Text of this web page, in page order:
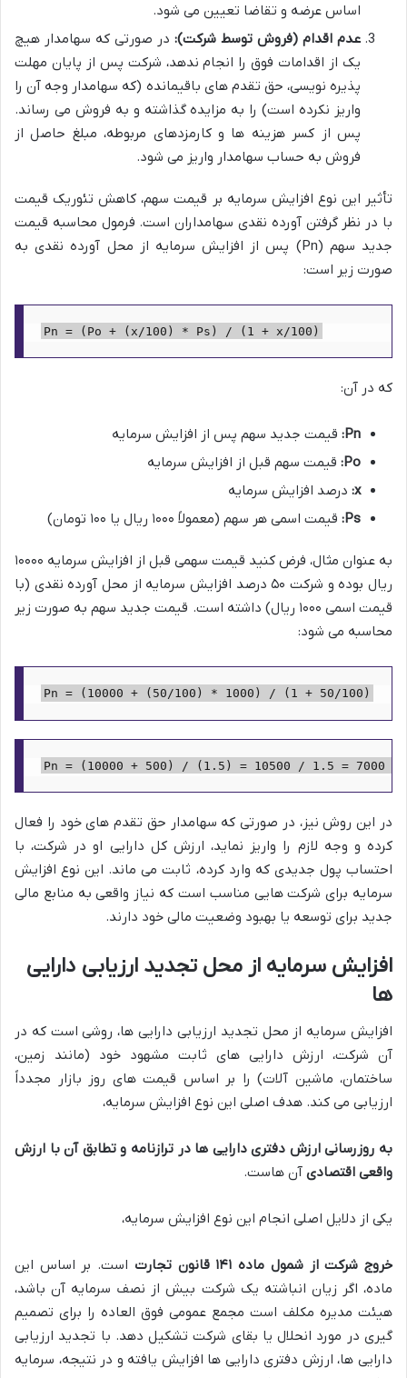
اساس عرضه و تقاضا تعیین می شود.
عدم اقدام (فروش توسط شرکت): در صورتی که سهامدار هیچ
یک از اقدامات فوق را انجام ندهد، شرکت پس از پایان مهلت
پذیره نویسی، حق تقدم های باقیمانده (که سهامدار وجه آن را
واریز نکرده است) را به مزایده گذاشته و به فروش می رساند.
پس از کسر هزینه ها و کارمزدهای مربوطه، مبلغ حاصل از
فروش به حساب سهامدار واریز می شود.
تأثیر این نوع افزایش سرمایه بر قیمت سهم، کاهش تئوریک قیمت
با در نظر گرفتن آورده نقدی سهامداران است. فرمول محاسبه قیمت
جدید سهم (Pn) پس از افزایش سرمایه از محل آورده نقدی به
صورت زیر است:
Pn = (Po + (x/100) * Ps) / (1 + x/100)
که در آن:
Pn: قیمت جدید سهم پس از افزایش سرمایه
Po: قیمت سهم قبل از افزایش سرمایه
x: درصد افزایش سرمایه
Ps: قیمت اسمی هر سهم (معمولاً ۱۰۰۰ ریال یا ۱۰۰ تومان)
به عنوان مثال، فرض کنید قیمت سهمی قبل از افزایش سرمایه ۱۰۰۰۰
ریال بوده و شرکت ۵۰ درصد افزایش سرمایه از محل آورده نقدی (با
قیمت اسمی ۱۰۰۰ ریال) داشته است. قیمت جدید سهم به صورت زیر
محاسبه می شود:
Pn = (10000 + (50/100) * 1000) / (1 + 50/100)
در این روش نیز، در صورتی که سهامدار حق تقدم های خود را فعال
کرده و وجه لازم را واریز نماید، ارزش کل دارایی او در شرکت، با
احتساب پول جدیدی که وارد کرده، ثابت می ماند. این نوع افزایش
سرمایه برای شرکت هایی مناسب است که نیاز واقعی به منابع مالی
جدید برای توسعه یا بهبود وضعیت مالی خود دارند.
افزایش سرمایه از محل تجدید ارزیابی دارایی
ها
افزایش سرمایه از محل تجدید ارزیابی دارایی ها، روشی است که در
آن شرکت، ارزش دارایی های ثابت مشهود خود (مانند زمین،
ساختمان، ماشین آلات) را بر اساس قیمت های روز بازار مجدداً
ارزیابی می کند. هدف اصلی این نوع افزایش سرمایه،
به روزرسانی ارزش دفتری دارایی ها در ترازنامه و تطابق آن با ارزش
واقعی اقتصادی آن هاست.
یکی از دلایل اصلی انجام این نوع افزایش سرمایه،
خروج شرکت از شمول ماده ۱۴۱ قانون تجارت
است. بر اساس این
ماده، اگر زیان انباشته یک شرکت بیش از نصف سرمایه آن باشد،
هیئت مدیره مکلف است مجمع عمومی فوق العاده را برای تصمیم
گیری در مورد انحلال یا بقای شرکت تشکیل دهد. با تجدید ارزیابی
دارایی ها، ارزش دفتری دارایی ها افزایش یافته و در نتیجه، سرمایه